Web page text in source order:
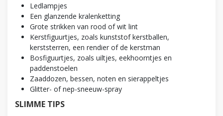
Ledlampjes
Een glanzende kralenketting
Grote strikken van rood of wit lint
Kerstfiguurtjes, zoals kunststof kerstballen,
kerststerren, een rendier of de kerstman
Bosfiguurtjes, zoals uiltjes, eekhoorntjes en
paddenstoelen
Zaaddozen, bessen, noten en sierappeltjes
Glitter- of nep-sneeuw-spray
SLIMME TIPS